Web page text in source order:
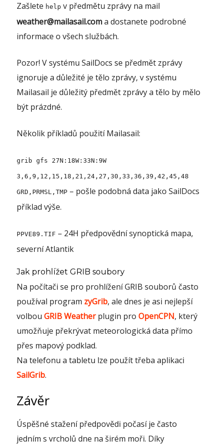
Zašlete help v předmětu zprávy na mail
weather@mailasail.coma dostanete podrobné
informace o všech službách.
Pozor! V systému SailDocs se předmět zprávy
ignoruje a důležité je tělo zprávy, v systému
Mailasail je důležitý předmět zprávy a tělo by mělo
být prázdné.
Několik příkladů použití Mailasail:
grib gfs 27N:18W:33N:9W
3,6,9,12,15,18,21,24,27,30,33,36,39,42,45,48
GRD,PRMSL,TMP – pošle podobná data jako SailDocs
příklad výše.
PPVE89.TIF – 24H předpovědní synoptická mapa,
severní Atlantik
Jak prohlížet GRIB soubory
Na počítači se pro prohlížení GRIB souborů často
používal program zyGrib, ale dnes je asi nejlepší
volbouGRIB Weatherplugin proOpenCPN, který
umožňuje překrývat meteorologická data přímo
přes mapový podklad.
Na telefonu a tabletu lze použít třeba aplikaci
SailGrib.
Závěr
Úspěšné stažení předpovědi počasí je často
jedním s vrcholů dne na širém moři. Díky